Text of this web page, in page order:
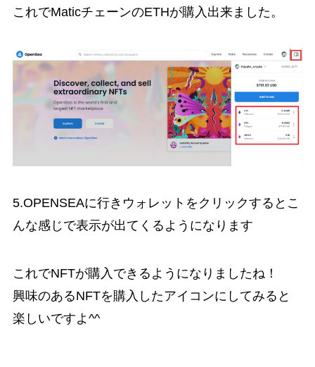
これでMaticチェーンのETHが購入出来ました。
5.OPENSEAに行きウォレットをクリックするとこ
んな感じで表示が出てくるようになります
これでNFTが購入できるようになりましたね！
興味のあるNFTを購入したアイコンにしてみると
楽しいですよ^^